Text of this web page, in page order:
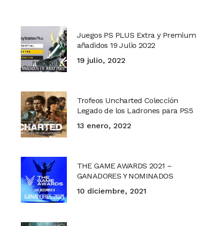
Juegos PS PLUS Extra y Premium
añadidos 19 Julio 2022
19 julio, 2022
Trofeos Uncharted Colección
Legado de los Ladrones para PS5
13 enero, 2022
THE GAME AWARDS 2021 –
GANADORES Y NOMINADOS
10 diciembre, 2021